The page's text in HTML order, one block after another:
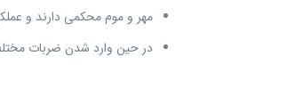
مهر و موم محکمی دارند و
در حین وارد شدن ضربات